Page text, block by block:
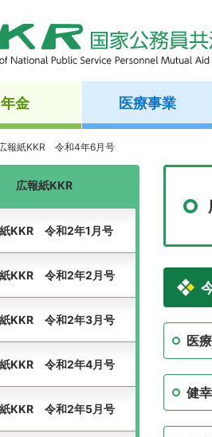
年金 医療事業
報紙KKR 令和4年6月号
広報紙KKR
KKR 令和2年1月号
KKR 令和2年2月号
KKR 令和2年3月号
KKR 令和2年4月号
KKR 令和2年5月号
医
健